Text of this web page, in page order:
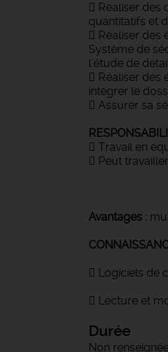
 Réaliser des
quantitatifs et
 Réaliser des
Système de
l'étude de
 Réaliser des
intégrer le
 Assurer sa
 Travail en
 Peut
Avantages :
 Logiciels de
 Lecture et
Durée
Non